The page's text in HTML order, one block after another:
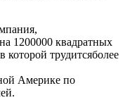
1200000 квадратных
трудитсяболее
Америке по